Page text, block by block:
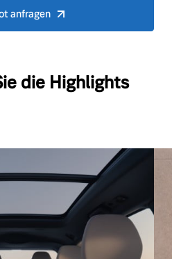
anfragen
die Highlights